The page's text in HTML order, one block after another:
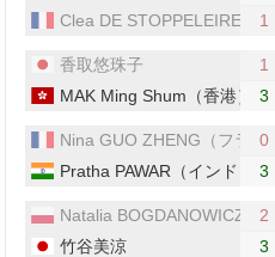
Clea DE STOPPELEIRE（フ
1
香取悠珠子
1
MAK Ming Shum（香港）
3
Nina GUO ZHENG（フラン0
Pratha PAWAR（インド）
3
Natalia BOGDANOWICZ（ 2
竹谷美涼
3